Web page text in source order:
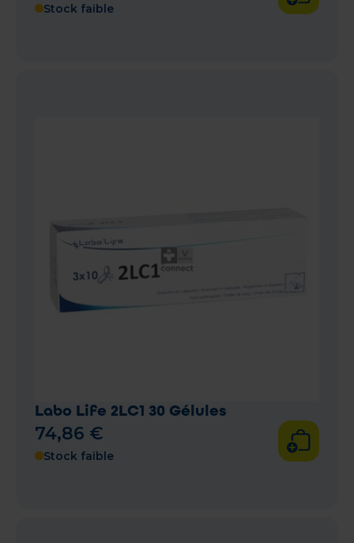
Stock faible
Labo Life 2LC1 30 Gélules
74,86 €
Stock faible